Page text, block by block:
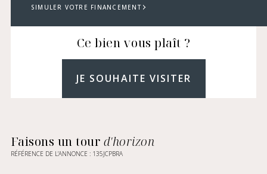
SIMULER VOTRE FINANCEMENT
Ce bien vous plaît ?
JE SOUHAITE VISITER
Faisons un tour d'horizon
RÉFÉRENCE DE L’ANNONCE : 135JCPBRA